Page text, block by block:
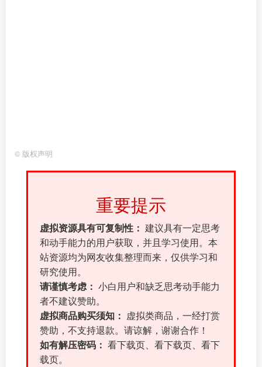
© 版权声明
重要提示
虚拟资源具有可复制性： 建议具有一定思考
和动手能力的用户获取，并且学习使用。本
站资源均为网友收集整理而来，仅供学习和
研究使用。
请谨慎考虑： 小白用户和缺乏思考动手能力
者不建议赞助。
虚拟商品购买须知：
虚拟类商品，一经打赏
赞助，不支持退款。请谅解，谢谢合作！
如有解压密码： 看下载页、看下载页、看下
载页。